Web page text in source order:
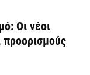
Οι νέοι
προορισμούς